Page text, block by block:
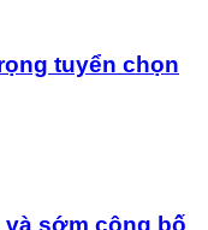
tuyển chọn